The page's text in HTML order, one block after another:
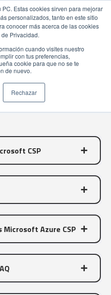
Estas cookies sirven para mejorar
personalizados, tanto en este sitio
conocer más acerca de las cookies
Privacidad.
cuando visites nuestro
con tus preferencias,
cookie para que no se te
de nuevo.
Rechazar
CSP
Microsoft Azure CSP